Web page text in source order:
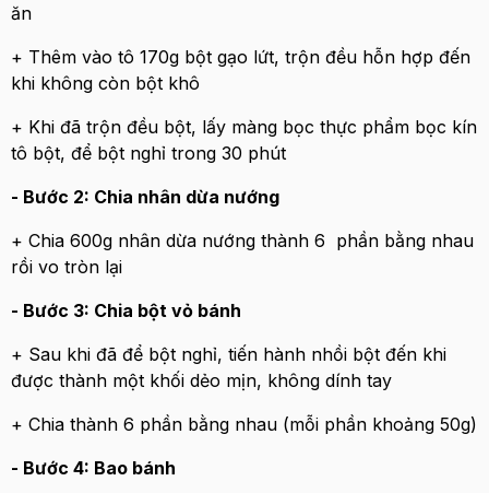
ăn
+ Thêm vào tô 170g bột gạo lứt, trộn đều hỗn hợp đến
khi không còn bột khô
+ Khi đã trộn đều bột, lấy màng bọc thực phẩm bọc kín
tô bột, để bột nghỉ trong 30 phút
- Bước 2: Chia nhân dừa nướng
+ Chia 600g nhân dừa nướng thành 6 phần bằng nhau
rồi vo tròn lại
- Bước 3: Chia bột vỏ bánh
+ Sau khi đã để bột nghỉ, tiến hành nhồi bột đến khi
được thành một khối dẻo mịn, không dính tay
+ Chia thành 6 phần bằng nhau (mỗi phần khoảng 50g)
- Bước 4: Bao bánh